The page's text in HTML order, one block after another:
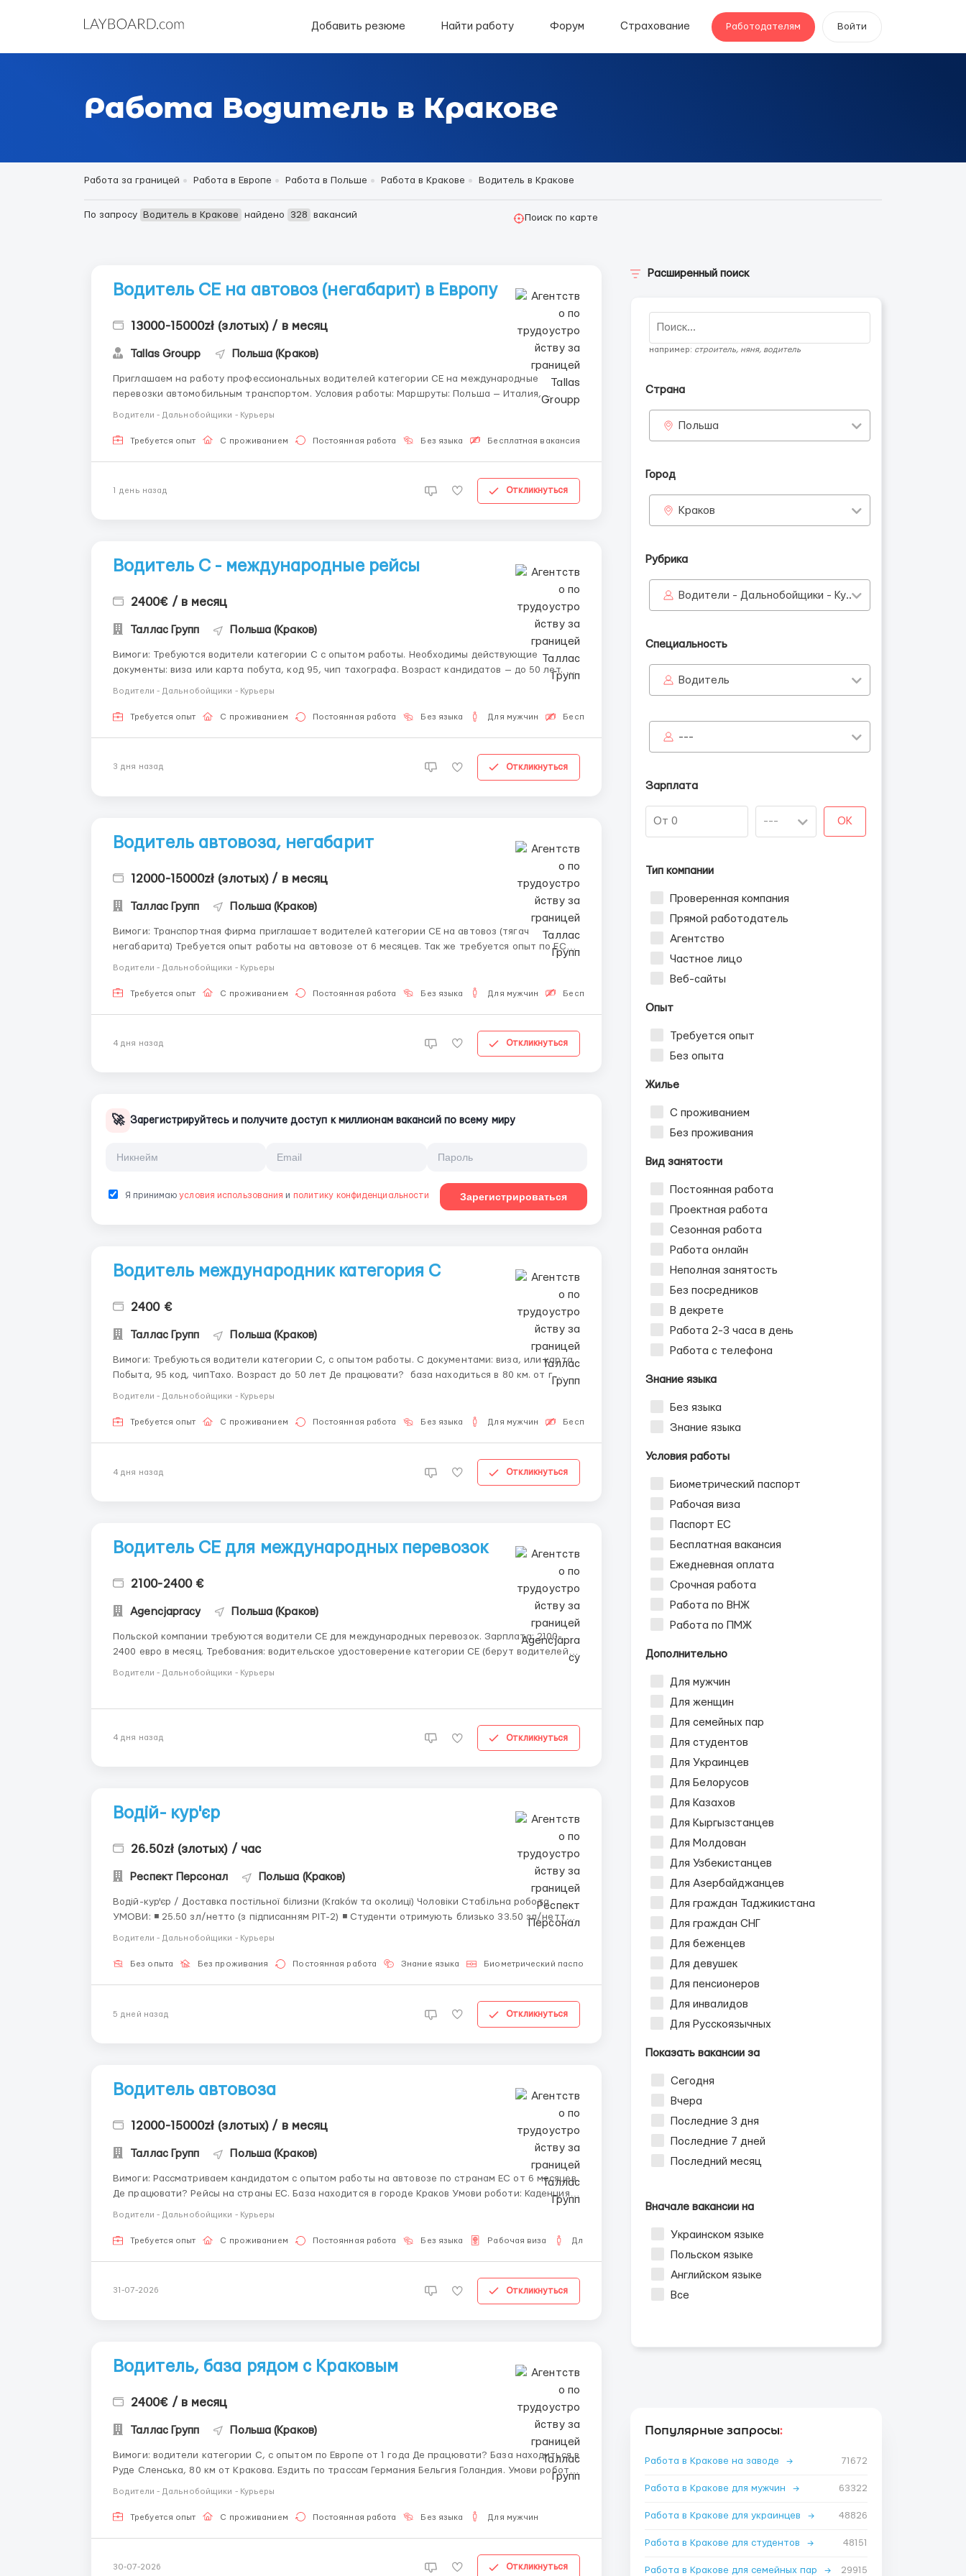
Добавить резюме Найти работу Форум Страхование Работодателям Войти
Работа Водитель в Кракове
Работа за границей Работа в Европе Работа в Польше Работа в Кракове Водитель в Кракове
По запросу Водитель в Кракове найдено 328 вакансий Поиск по карте
Водитель СЕ на автовоз (негабарит) в Европу
13000-15000zł (злотых) / в месяц
Tallas Groupp Польша (Краков)
Приглашаем на работу профессиональных водителей категории СЕ на международные
перевозки автомобильным транспортом. Условия работы: Маршруты: Польша — Италия,
Водители - Дальнобойщики - Курьеры
Требуется опыт С проживанием Постоянная работа Без языка Бесплатная вакансия
1 день назад Откликнуться
Водитель С - международные рейсы
2400€ / в месяц
Таллас Групп Польша (Краков)
Вимоги: Требуются водители категории C с опытом работы. Необходимы действующие
документы: виза или карта побута, код 95, чип тахографа. Возраст кандидатов — до 50 лет. Де
Водители - Дальнобойщики - Курьеры
Требуется опыт С проживанием Постоянная работа Без языка Для мужчин Бесплатная вакансия
3 дня назад Откликнуться
Водитель автовоза, негабарит
12000-15000zł (злотых) / в месяц
Таллас Групп Польша (Краков)
Вимоги: Транспортная фирма приглашает водителей категории СЕ на автовоз (тягач
негабарита) Требуется опыт работы на автовозе от 6 месяцев. Так же требуется опыт по ЕС
Водители - Дальнобойщики - Курьеры
Требуется опыт С проживанием Постоянная работа Без языка Для мужчин Бесплатная вакансия
4 дня назад Откликнуться
🚀 Зарегистрируйтесь и получите доступ к миллионам вакансий по всему миру
Я принимаюусловия использования и политику конфиденциальности Зарегистрироваться
Водитель международник категория С
2400 €
Таллас Групп Польша (Краков)
Вимоги: Требуються водители категории C, с опытом работы. С документами: виза, или карта
Побыта, 95 код, чипТахо. Возраст до 50 лет Де працювати? база находиться в 80 км. от г.
Водители - Дальнобойщики - Курьеры
Требуется опыт С проживанием Постоянная работа Без языка Для мужчин Бесплатная вакансия
4 дня назад Откликнуться
Водитель СЕ для международных перевозок
2100-2400 €
Agencjapracy Польша (Краков)
Польской компании требуются водители СЕ для международных перевозок. Зарплата: 2100-
2400 евро в месяц. Требования: водительское удостоверение категории CE (берут водителей
без опыта по Европе на стажировку); карта водителя; 95 код (польский пластик); курс ADR (не
Водители - Дальнобойщики - Курьеры
4 дня назад Откликнуться
Водій- кур'єр
26.50zł (злотых) / час
Респект Персонал Польша (Краков)
Водій-кур'єр / Доставка постільної білизни (Kraków та околиці) Чоловіки Стабільна робота
УМОВИ: ◾️ 25.50 зл/нетто (з підписанням PIT-2) ◾️ Студенти отримують близько 33.50 зл/нетто
Водители - Дальнобойщики - Курьеры
Без опыта Без проживания Постоянная работа Знание языка Биометрический паспорт
5 дней назад Откликнуться
Водитель автовоза
12000-15000zł (злотых) / в месяц
Таллас Групп Польша (Краков)
Вимоги: Рассматриваем кандидатом с опытом работы на автовозе по странам ЕС от 6 месяцев
Де працювати? Рейсы на страны ЕС. База находится в городе Краков Умови роботи: Каденция
Водители - Дальнобойщики - Курьеры
Требуется опыт С проживанием Постоянная работа Без языка Рабочая виза Для мужчин
31-07-2026 Откликнуться
Водитель, база рядом с Краковым
2400€ / в месяц
Таллас Групп Польша (Краков)
Вимоги: водители категории С, с опытом по Европе от 1 года Де працювати? База находиться в
Руде Сленська, 80 км от Кракова. Ездить по трассам Германия Бельгия Голандия. Умови роботи:
Водители - Дальнобойщики - Курьеры
Требуется опыт С проживанием Постоянная работа Без языка Для мужчин
30-07-2026 Откликнуться
Расширенный поиск
например: строитель, няня, водитель
Страна
Польша
Город
Краков
Рубрика
Водители - Дальнобойщики - Курьеры
Специальность
Водитель
---
Зарплата
OK
Тип компании
Проверенная компания
Прямой работодатель
Агентство
Частное лицо
Веб-сайты
Опыт
Требуется опыт
Без опыта
Жилье
С проживанием
Без проживания
Вид занятости
Постоянная работа
Проектная работа
Сезонная работа
Работа онлайн
Неполная занятость
Без посредников
В декрете
Работа 2-3 часа в день
Работа с телефона
Знание языка
Без языка
Знание языка
Условия работы
Биометрический паспорт
Рабочая виза
Паспорт ЕС
Бесплатная вакансия
Ежедневная оплата
Срочная работа
Работа по ВНЖ
Работа по ПМЖ
Дополнительно
Для мужчин
Для женщин
Для семейных пар
Для студентов
Для Украинцев
Для Белорусов
Для Казахов
Для Кыргызстанцев
Для Молдован
Для Узбекистанцев
Для Азербайджанцев
Для граждан Таджикистана
Для граждан СНГ
Для беженцев
Для девушек
Для пенсионеров
Для инвалидов
Для Русскоязычных
Показать вакансии за
Сегодня
Вчера
Последние 3 дня
Последние 7 дней
Последний месяц
Вначале вакансии на
Украинском языке
Польском языке
Английском языке
Все
Популярные запросы:
Работа в Кракове на заводе → 71672
Работа в Кракове для мужчин → 63322
Работа в Кракове для украинцев → 48826
Работа в Кракове для студентов → 48151
Работа в Кракове для семейных пар → 29915